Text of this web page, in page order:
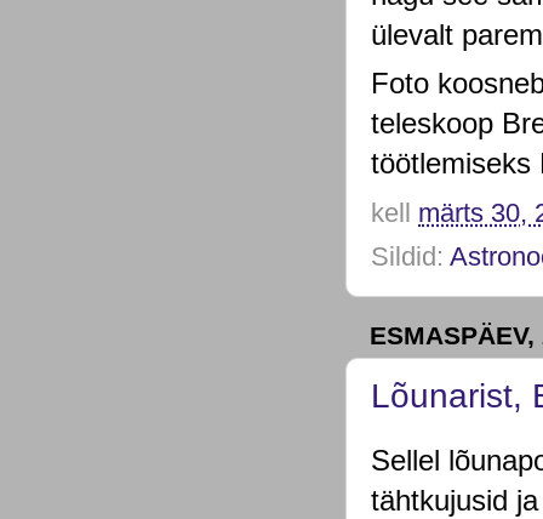
ülevalt
Foto
teleskoop
töötlemiseks
kell märts 30,
Sildid:
Lõunarist,
Sellel
tähtkujusid